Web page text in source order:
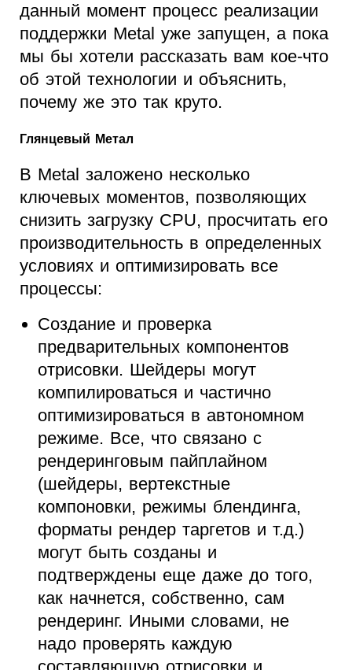
данный момент процесс реализации
поддержки Metal уже запущен, а пока
мы бы хотели рассказать вам кое-что
об этой технологии и объяснить,
почему же это так круто.
Глянцевый Метал
В Metal заложено несколько
ключевых моментов, позволяющих
снизить загрузку CPU, просчитать его
производительность в определенных
условиях и оптимизировать все
процессы:
Cоздание и проверка
предварительных компонентов
отрисовки. Шейдеры могут
компилироваться и частично
оптимизироваться в автономном
режиме. Все, что связано с
рендеринговым пайплайном
(шейдеры, вертекстные
компоновки, режимы блендинга,
форматы рендер таргетов и т.д.)
могут быть созданы и
подтверждены еще даже до того,
как начнется, собственно, сам
рендеринг. Иными словами, не
надо проверять каждую